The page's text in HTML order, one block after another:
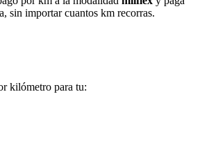
sin importar cuantos km recorras.
kilómetro para tu: